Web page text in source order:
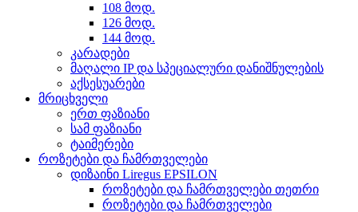
108 მოდ.
126 მოდ.
144 მოდ.
კარადები
მაღალი IP და სპეციალური დანიშნულების
აქსესუარები
მრიცხველი
ერთ ფაზიანი
სამ ფაზიანი
ტაიმერები
როზეტები და ჩამრთველები
დიზაინი Liregus EPSILON
როზეტები და ჩამრთველები თეთრი
როზეტები და ჩამრთველები